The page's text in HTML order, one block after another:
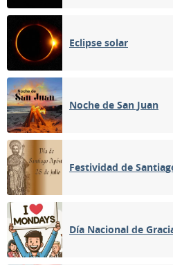
Eclipse solar
Noche de San Juan
Festividad de
Día Nacional de